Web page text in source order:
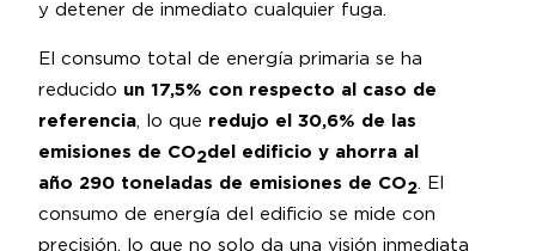
y detener de inmediato cualquier fuga.
El consumo total de energía primaria se ha
reducido un 17,5% con respecto al caso de
referencia, lo que redujo el 30,6% de las
emisiones de CO2del edificio y ahorra al
año 290 toneladas de emisiones de CO2. El
consumo de energía del edificio se mide con
precisión, lo que no solo da una visión inmediata